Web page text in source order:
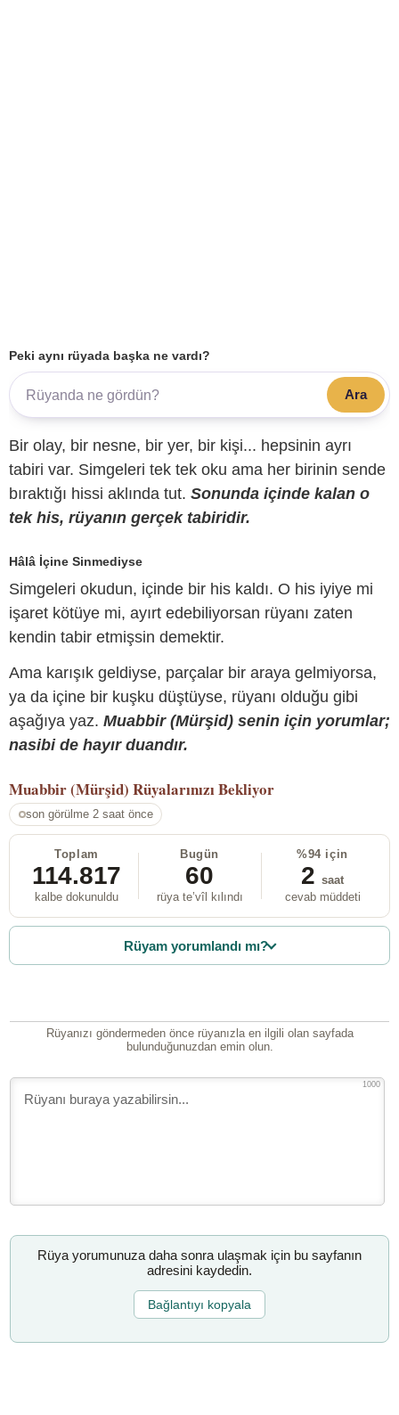
Peki aynı rüyada başka ne vardı?
Ara
Bir olay, bir nesne, bir yer, bir kişi... hepsinin ayrı
tabiri var. Simgeleri tek tek oku ama her birinin sende
bıraktığı hissi aklında tut. Sonunda içinde kalan o
tek his, rüyanın gerçek tabiridir.
Hâlâ İçine Sinmediyse
Simgeleri okudun, içinde bir his kaldı. O his iyiye mi
işaret kötüye mi, ayırt edebiliyorsan rüyanı zaten
kendin tabir etmişsin demektir.
Ama karışık geldiyse, parçalar bir araya gelmiyorsa,
ya da içine bir kuşku düştüyse, rüyanı olduğu gibi
aşağıya yaz. Muabbir (Mürşid) senin için yorumlar;
nasibi de hayır duandır.
Muabbir (Mürşid) Rüyalarınızı Bekliyor
son görülme 2 saat önce
Toplam
114.817
kalbe dokunuldu
Bugün
60
rüya te’vîl kılındı
%94 için
2 saat
cevab müddeti
Rüyam yorumlandı mı?
Rüyanızı göndermeden önce rüyanızla en ilgili olan sayfada
bulunduğunuzdan emin olun.
1000
Rüya yorumunuza daha sonra ulaşmak için bu sayfanın
adresini kaydedin.
Bağlantıyı kopyala